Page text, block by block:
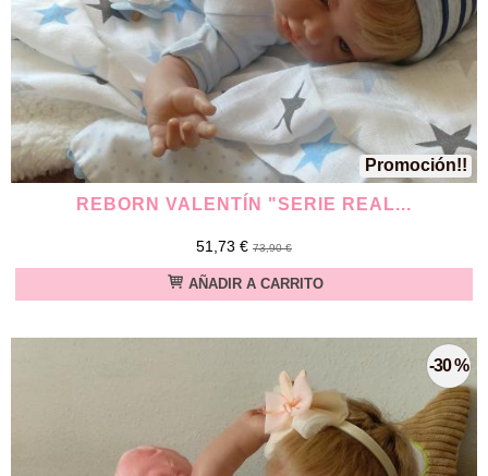
Promoción!!
REBORN VALENTÍN "SERIE REAL...
51,73 € 73,90 €
AÑADIR A CARRITO
-30 %